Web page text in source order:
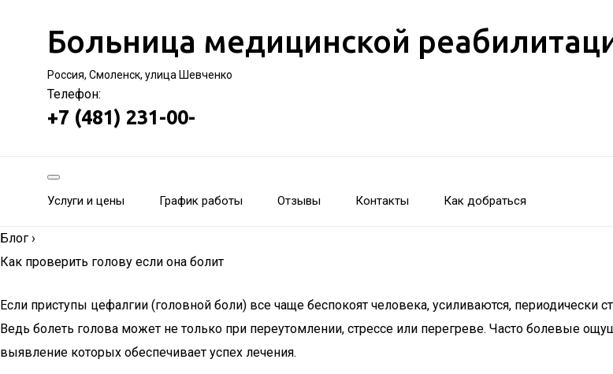
Больница медицинской
Россия, Смоленск, улица Шевченко
Телефон:
+7 (481) 231-00-
Услуги и цены График работы Отзывы Контакты Как добраться
Блог ›
Как проверить голову если она болит
Если приступы цефалгии (головной боли) все чаще беспокоят человека, усиливаются, периодически
Ведь болеть голова может не только при переутомлении, стрессе или перегреве. Часто болевые
выявление которых обеспечивает успех лечения.